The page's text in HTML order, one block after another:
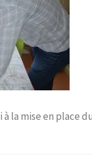
la mise en place